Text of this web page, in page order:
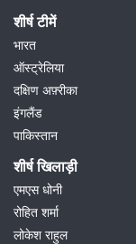
शीर्ष टीमें
भारत
ऑस्ट्रेलिया
दक्षिण अफ़्रीका
इंगलैंड
पाकिस्तान
शीर्ष खिलाड़ी
एमएस धोनी
रोहित शर्मा
लोकेश राहुल